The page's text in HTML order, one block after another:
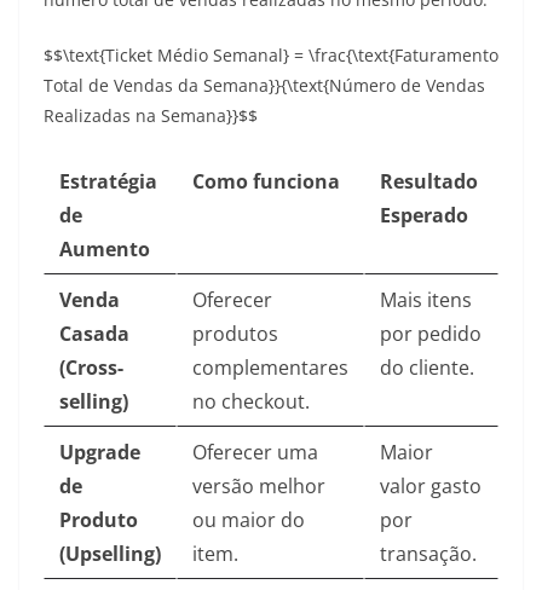
$$\text{Ticket Médio Semanal} = \frac{\text{Faturamento
Total de Vendas da Semana}}{\text{Número de Vendas
Realizadas na Semana}}$$
Estratégia
de
Aumento
Como funciona
Resultado
Esperado
Venda
Casada
(Cross-
selling)
Oferecer
produtos
complementares
no checkout.
Mais itens
por pedido
do cliente.
Upgrade
de
Produto
(Upselling)
Oferecer uma
versão melhor
ou maior do
item.
Maior
valor gasto
por
transação.